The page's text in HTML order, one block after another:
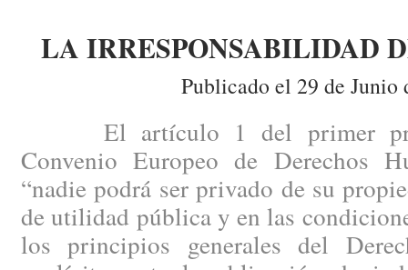
LA IRRESPONSABILIDAD
Publicado el 29 de Junio
El artículo 1 del primer
Convenio Europeo de Derechos
“nadie podrá ser privado de su
de utilidad pública y en las
los principios generales del